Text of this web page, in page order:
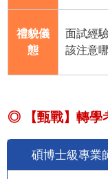
禮貌儀
態
面試經
該注意
◎ 【甄戰】轉學
碩博士級專業